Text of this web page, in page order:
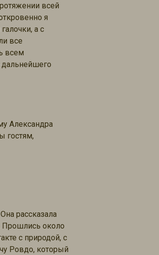
всей
я
а с
все
всем
Александра
гостям,
рассказала
Прошлись около
с природой, с
Ровдо, который